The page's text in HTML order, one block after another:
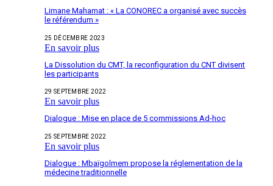
Limane Mahamat : « La CONOREC a organisé avec succès
le référendum »
25 DÉCEMBRE 2023
En savoir plus
La Dissolution du CMT, la reconfiguration du CNT divisent
les participants
29 SEPTEMBRE 2022
En savoir plus
Dialogue : Mise en place de 5 commissions Ad-hoc
25 SEPTEMBRE 2022
En savoir plus
Dialogue : Mbaïgolmem propose la réglementation de la
médecine traditionnelle